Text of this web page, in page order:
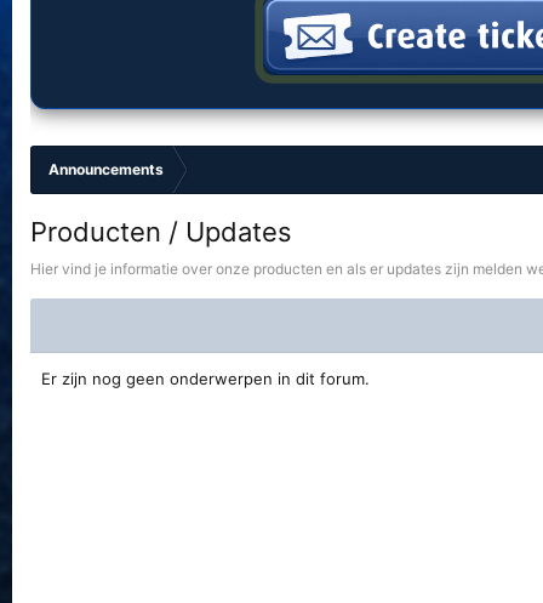
Announcements
Producten / Updates
Hier vind je informatie over onze producten en als er updates zijn melden
Er zijn nog geen onderwerpen in dit forum.